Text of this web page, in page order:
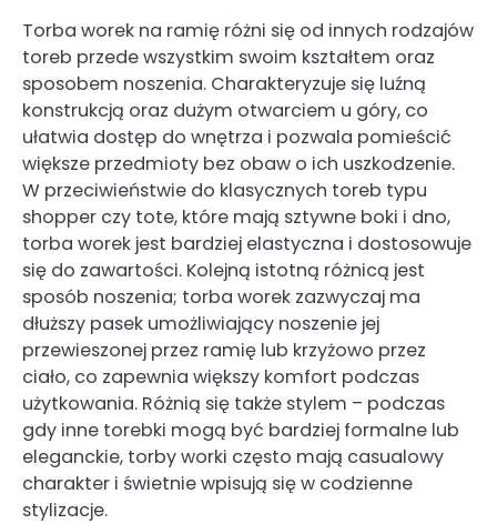
Torba worek na ramię różni się od innych rodzajów
toreb przede wszystkim swoim kształtem oraz
sposobem noszenia. Charakteryzuje się luźną
konstrukcją oraz dużym otwarciem u góry, co
ułatwia dostęp do wnętrza i pozwala pomieścić
większe przedmioty bez obaw o ich uszkodzenie.
W przeciwieństwie do klasycznych toreb typu
shopper czy tote, które mają sztywne boki i dno,
torba worek jest bardziej elastyczna i dostosowuje
się do zawartości. Kolejną istotną różnicą jest
sposób noszenia; torba worek zazwyczaj ma
dłuższy pasek umożliwiający noszenie jej
przewieszonej przez ramię lub krzyżowo przez
ciało, co zapewnia większy komfort podczas
użytkowania. Różnią się także stylem – podczas
gdy inne torebki mogą być bardziej formalne lub
eleganckie, torby worki często mają casualowy
charakter i świetnie wpisują się w codzienne
stylizacje.